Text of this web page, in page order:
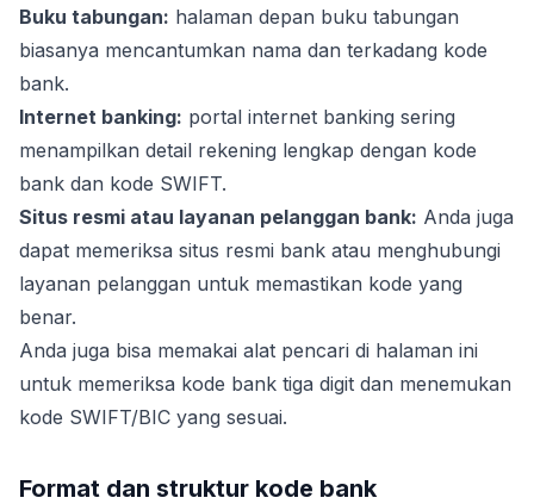
Buku tabungan: halaman depan buku tabungan
biasanya mencantumkan nama dan terkadang kode
bank.
Internet banking: portal internet banking sering
menampilkan detail rekening lengkap dengan kode
bank dan kode SWIFT.
Situs resmi atau layanan pelanggan bank: Anda juga
dapat memeriksa situs resmi bank atau menghubungi
layanan pelanggan untuk memastikan kode yang
benar.
Anda juga bisa memakai alat pencari di halaman ini
untuk memeriksa kode bank tiga digit dan menemukan
kode SWIFT/BIC yang sesuai.
Format dan struktur kode bank